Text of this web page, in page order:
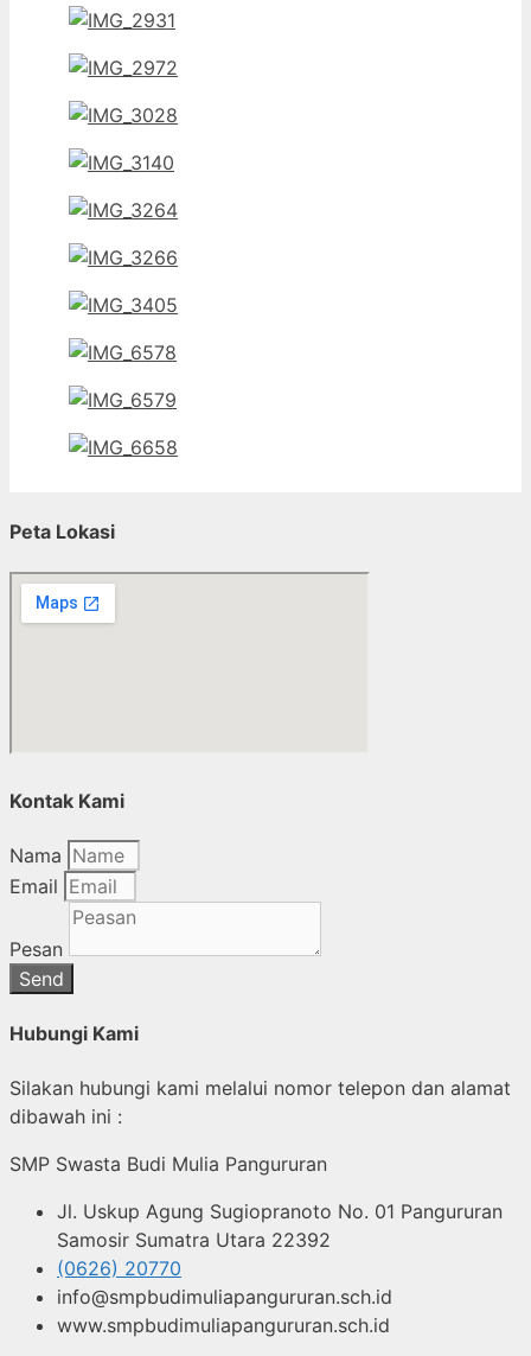
Peta Lokasi
Kontak Kami
Nama
Email
Pesan
Send
Hubungi Kami
Silakan hubungi kami melalui nomor telepon dan alamat
dibawah ini :
SMP Swasta Budi Mulia Pangururan
Jl. Uskup Agung Sugiopranoto No. 01 Pangururan
Samosir Sumatra Utara 22392
(0626) 20770
info@smpbudimuliapangururan.sch.id
www.smpbudimuliapangururan.sch.id